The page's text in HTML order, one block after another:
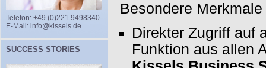
Telefon: +49 (0)221 9498340
E-Mail: info@kissels.de
SUCCESS STORIES
Besondere
Direkter Zugriff auf
Funktion aus allen